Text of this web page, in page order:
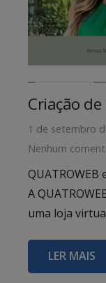
Criação
1 de setembro
Nenhum
A
uma loja
LER MAIS